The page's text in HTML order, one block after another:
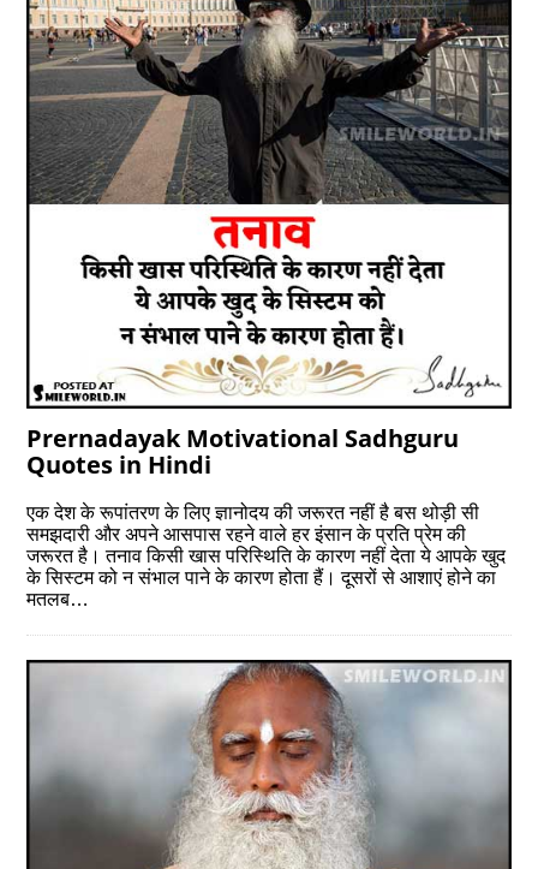
Prernadayak Motivational Sadhguru
Quotes in Hindi
एक देश के रूपांतरण के लिए ज्ञानोदय की जरूरत नहीं है बस थोड़ी सी
समझदारी और अपने आसपास रहने वाले हर इंसान के प्रति प्रेम की
जरूरत है। तनाव किसी खास परिस्थिति के कारण नहीं देता ये आपके खुद
के सिस्टम को न संभाल पाने के कारण होता हैं। दूसरों से आशाएं होने का
मतलब…